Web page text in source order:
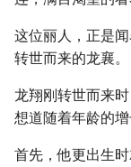
这位丽人，正是
转世而来的龙襄。
龙翔刚转世而来
想道随着年龄的
首先，他更出生